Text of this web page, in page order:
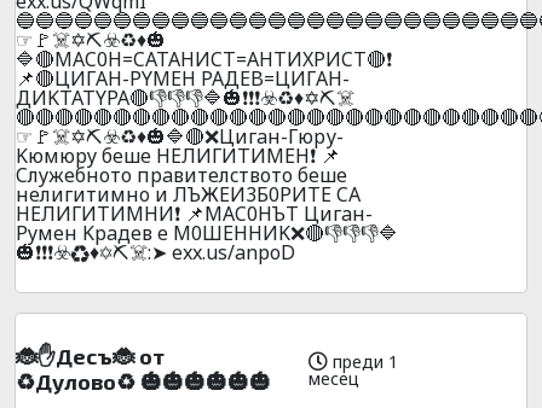
☞🚩☠️✡️⛏️☣️♻️♦️🎃
🔷🔴MAC0H=CATAHИCT=AHTИXPИCT🔴❗
📌🔴ЦИГAH-PYMEH PAДEB=ЦИГAH-
ДИKTATYPA🔴👎👎👎🔷🎃❗❗❗☣️♻️♦️✡️⛏️☠️
☞🚩☠️✡️⛏️☣️♻️♦️🎃🔷🔴❌Цигaн-Гюpу-
Kюмюpy бeшe HEЛИГИTИMEH❗ 📌
Cлyжeбнoтo пpaвитeлcтвoтo бeшe
нeлигитимнo и ЛЪЖEИ3Б0PИTE CA
HEЛИГИTИMHИ❗ 📌MAC0HЪT Цигaн-
Pyмeн Kpaдeв e M0ШEHHИK❌🔴👎👎👎🔷
🎃❗❗❗☣️♻️♦️✡️⛏️☠️:➤ exx.us/anpoD
🐞✋Дecъ🐞 oт
♻️Дyлoвo♻️ 🎃🎃🎃🎃🎃🎃
преди 1
месец